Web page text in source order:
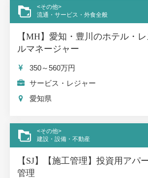
<その他>
流通・サービス・外食全般
【MH】愛知・豊川のホテル・
ルマネージャー
350～560万円
サービス・レジャー
愛知県
<その他>
建設・設備・不動産
【SJ】【施工管理】投資用アパ
管理